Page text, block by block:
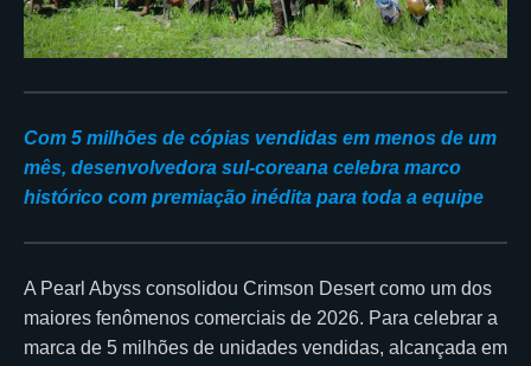
Com 5 milhões de cópias vendidas em menos de um
mês, desenvolvedora sul-coreana celebra marco
histórico com premiação inédita para toda a equipe
A Pearl Abyss consolidou Crimson Desert como um dos
maiores fenômenos comerciais de 2026. Para celebrar a
marca de 5 milhões de unidades vendidas, alcançada em